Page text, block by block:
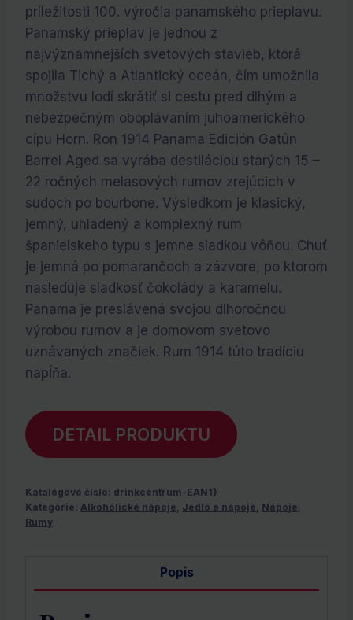
príležitosti 100. výročia panamského prieplavu.
Panamský prieplav je jednou z
najvýznamnejších svetových stavieb, ktorá
spojila Tichý a Atlantický oceán, čím umožnila
množstvu lodí skrátiť si cestu pred dlhým a
nebezpečným oboplávaním juhoamerického
cípu Horn. Ron 1914 Panama Edición Gatún
Barrel Aged sa vyrába destiláciou starých 15 –
22 ročných melasových rumov zrejúcich v
sudoch po bourbone. Výsledkom je klasický,
jemný, uhladený a komplexný rum
španielskeho typu s jemne sladkou vôňou. Chuť
je jemná po pomarančoch a zázvore, po ktorom
nasleduje sladkosť čokolády a karamelu.
Panama je preslávená svojou dlhoročnou
výrobou rumov a je domovom svetovo
uznávaných značiek. Rum 1914 túto tradíciu
napĺňa.
DETAIL PRODUKTU
Katalógové číslo: drinkcentrum-EAN1}
Kategórie: Alkoholické nápoje, Jedlo a nápoje, Nápoje,
Rumy
Popis